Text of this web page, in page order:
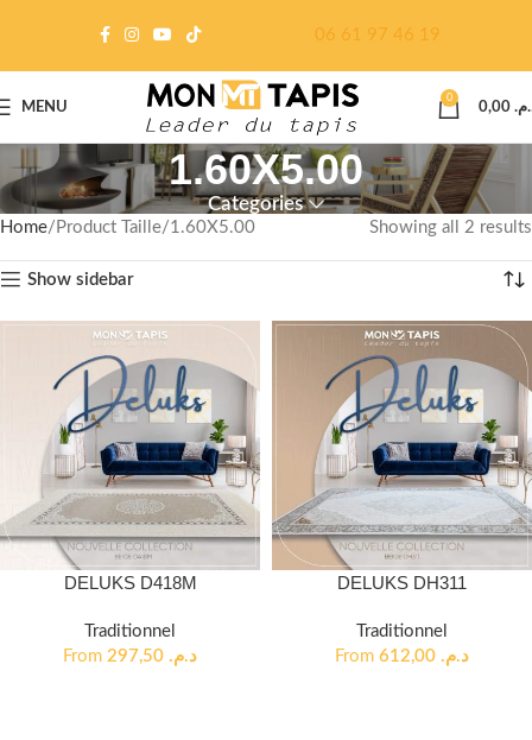
06 61 97 46 19
MENU
0
1.60X5.00
Categories
Home Product Taille 1.60X5.00 Showing all 2 results
Show sidebar
DELUKS D418M
Traditionnel
From
د.م.
DELUKS DH311
Traditionnel
From
د.م.